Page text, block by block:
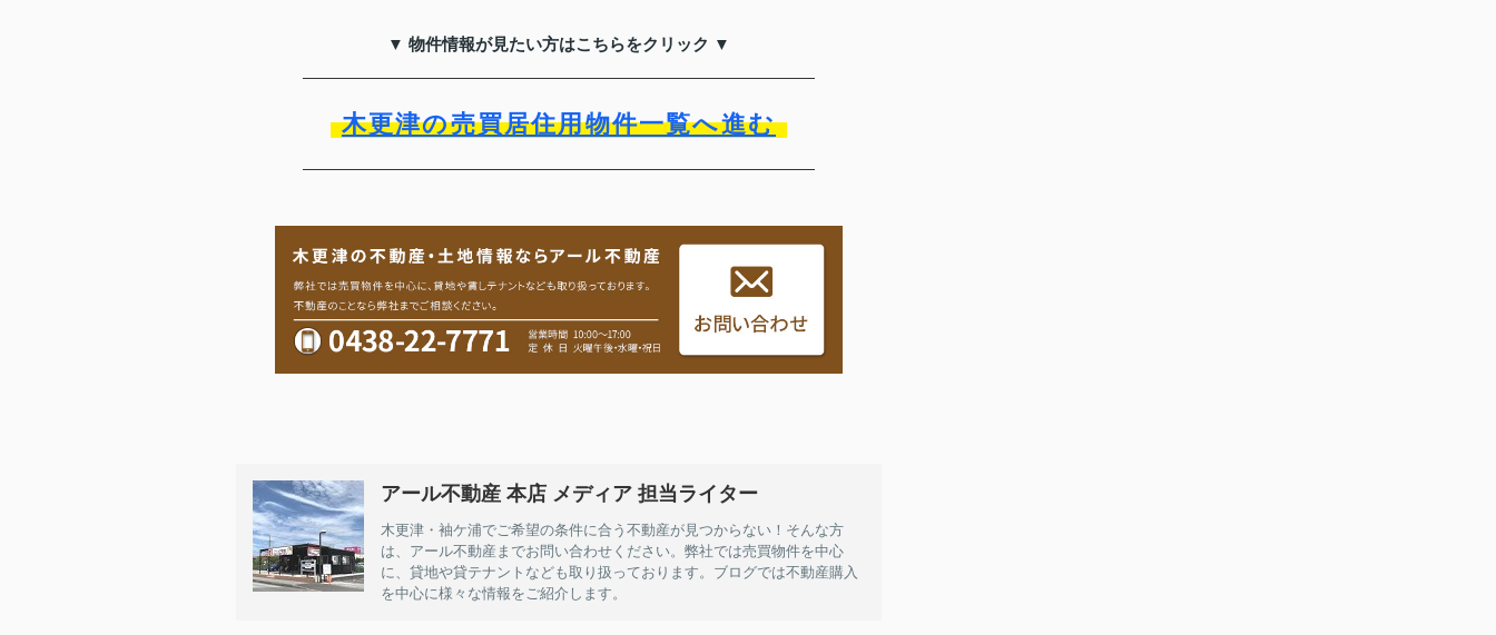
▼ 物件情報が見たい方はこちらをクリック ▼
木更津の売買居住用物件一覧へ進む
アール不動産 本店 メディア 担当ライター
木更津・袖ケ浦でご希望の条件に合う不動産が見つからない！そんな方
は、アール不動産までお問い合わせください。弊社では売買物件を中心
に、貸地や貸テナントなども取り扱っております。ブログでは不動産購入
を中心に様々な情報をご紹介します。